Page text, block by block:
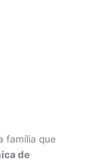
família que
de